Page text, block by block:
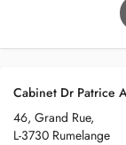
Cabinet Dr Patrice
46, Grand Rue,
L-3730 Rumelange